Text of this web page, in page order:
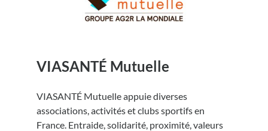
VIASANTÉ Mutuelle
VIASANTÉ Mutuelle appuie diverses
associations, activités et clubs sportifs en
France. Entraide, solidarité, proximité, valeurs